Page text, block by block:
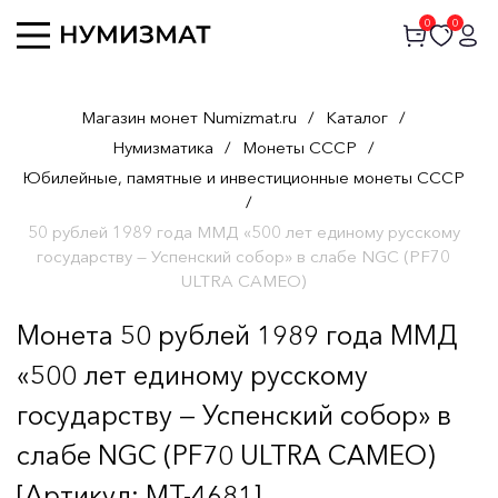
0 0
Магазин монет Numizmat.ru / Каталог /
Нумизматика / Монеты СССР /
Юбилейные, памятные и инвестиционные монеты СССР
/
50 рублей 1989 года ММД «500 лет единому русскому
государству — Успенский собор» в слабе NGC (PF70
ULTRA CAMEO)
Монета 50 рублей 1989 года ММД
«500 лет единому русскому
государству — Успенский собор» в
слабе NGC (PF70 ULTRA CAMEO)